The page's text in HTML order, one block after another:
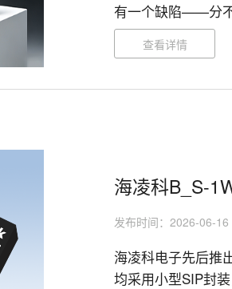
有一个缺陷——分
送风，浪费能源。
家居带来哪些新可
查看详情
海凌科B_S-
发布时间：2026-06-16
海凌科电子先后推
均采用小型SIP封